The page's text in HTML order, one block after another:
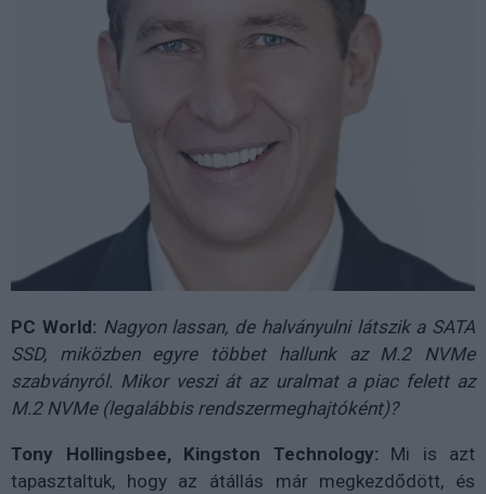
PC World: Nagyon lassan, de halványulni látszik a SATA
SSD, miközben egyre többet hallunk az M.2 NVMe
szabványról. Mikor veszi át az uralmat a piac felett az
M.2 NVMe (legalábbis rendszermeghajtóként)?
Tony Hollingsbee, Kingston Technology: Mi is azt
tapasztaltuk, hogy az átállás már megkezdődött, és